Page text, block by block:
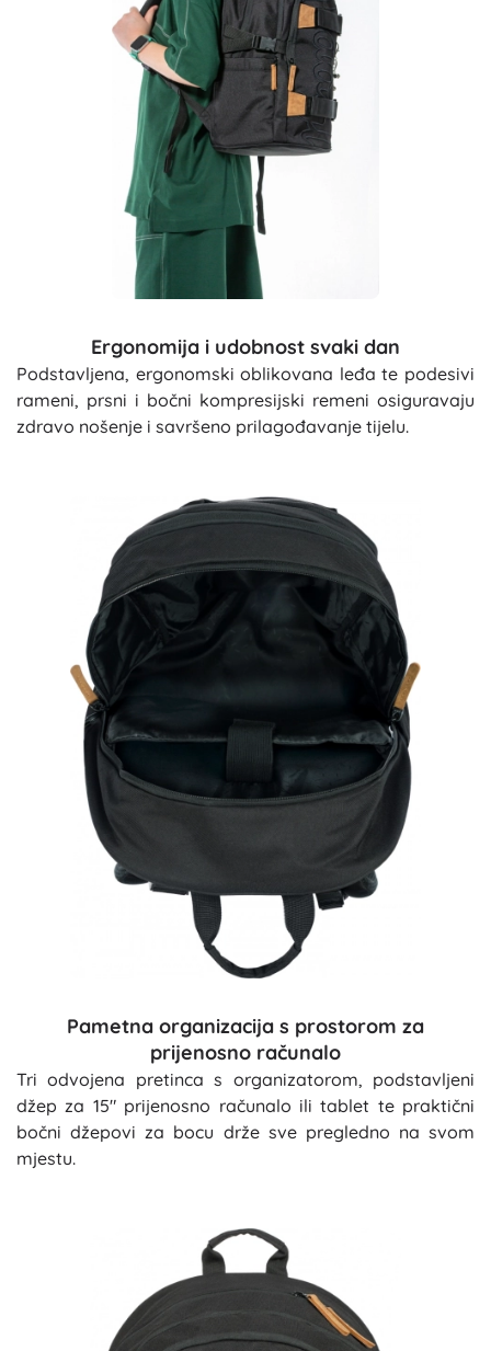
Ergonomija i udobnost svaki dan
Podstavljena, ergonomski oblikovana leđa te podesivi
rameni, prsni i bočni kompresijski remeni osiguravaju
zdravo nošenje i savršeno prilagođavanje tijelu.
Pametna organizacija s prostorom za
prijenosno računalo
Tri odvojena pretinca s organizatorom, podstavljeni
džep za 15" prijenosno računalo ili tablet te praktični
bočni džepovi za bocu drže sve pregledno na svom
mjestu.